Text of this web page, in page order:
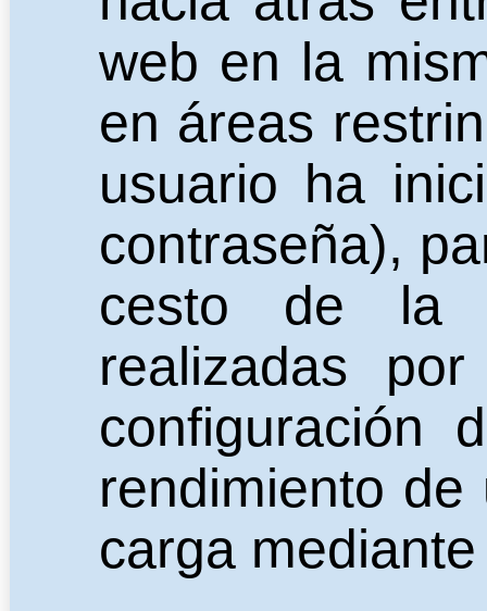
web en la
en áreas
usuario ha
contraseña),
cesto de la
realizadas
configuración
rendimiento
carga